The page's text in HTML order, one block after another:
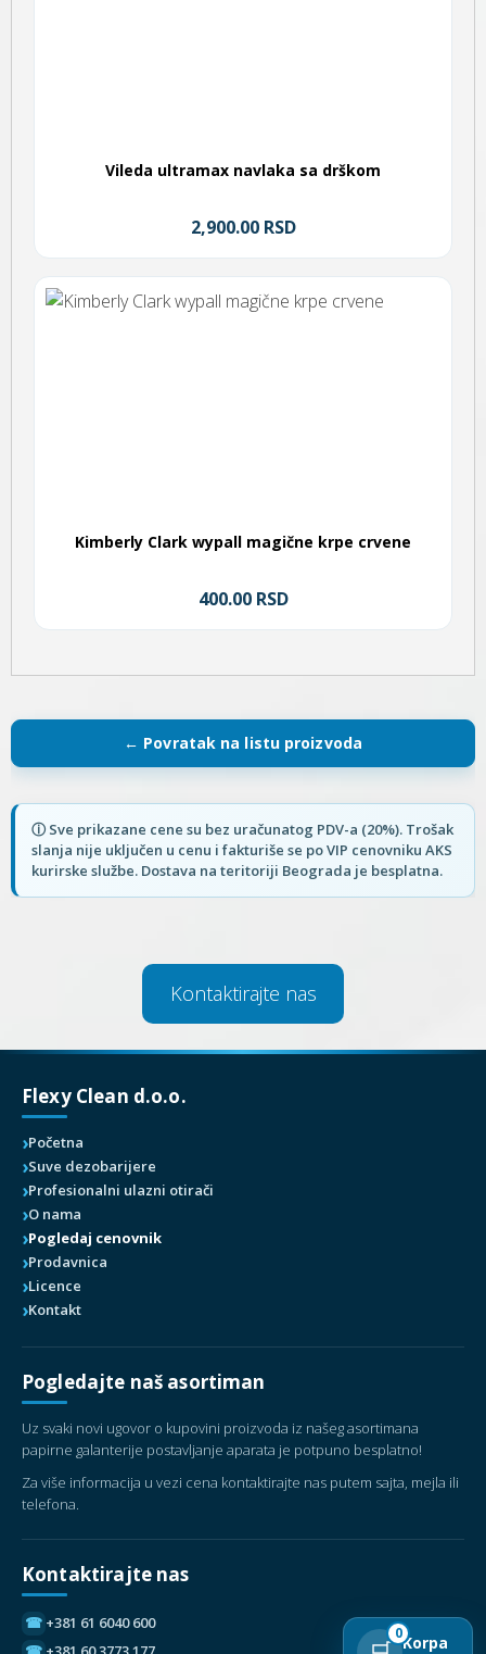
Vileda ultramax navlaka sa drškom
2,900.00 RSD
Kimberly Clark wypall magične krpe crvene
400.00 RSD
Kontaktirajte nas
Flexy Clean d.o.o.
Početna
Suve dezobarijere
Profesionalni ulazni otirači
O nama
Pogledaj cenovnik
Prodavnica
Licence
Kontakt
Pogledajte naš asortiman
Uz svaki novi ugovor o kupovini proizvoda iz našeg asortimana
papirne galanterije postavljanje aparata je potpuno besplatno!
Za više informacija u vezi cena kontaktirajte nas putem sajta, mejla ili
telefona.
Kontaktirajte nas
☎ +381 61 6040 600
0Korpa